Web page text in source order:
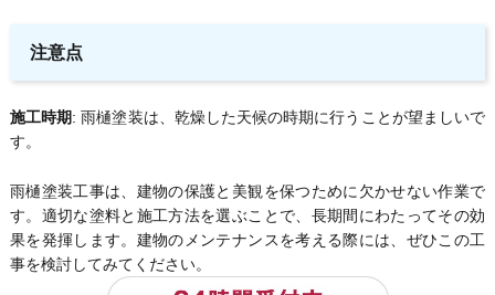
注意点
施工時期: 雨樋塗装は、乾燥した天候の時期に行うことが望ましいで
す。
雨樋塗装工事は、建物の保護と美観を保つために欠かせない作業で
す。適切な塗料と施工方法を選ぶことで、長期間にわたってその効
果を発揮します。建物のメンテナンスを考える際には、ぜひこの工
事を検討してみてください。